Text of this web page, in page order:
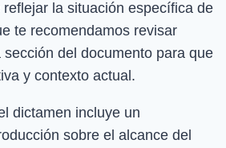
la situación específica de
te recomendamos revisar
del documento para que
y contexto actual.
dictamen incluye un
sobre el alcance del